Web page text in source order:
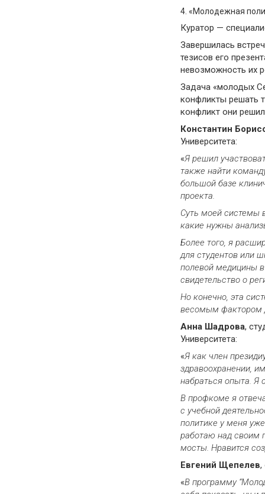
4. «Молодежная
Куратор —
Завершилась
тезисов его
невозможность их
Задача «молодых
конфликты решать
конфликт они
Константин
Университета:
«Я решил
также найти
большой базе
проекта.
Суть моей системы
какие нужны
Более того, я
для студентов или
полевой медицины
свидетельство о
Но конечно, эта
весомым фактором
Анна Шадрова,
Университета:
«Я как член
здравоохранении,
набраться опыта. Я
В профкоме я
с учебной
политике у меня
работаю над своим
мосты. Нравится
Евгений Щепелев,
«В программу